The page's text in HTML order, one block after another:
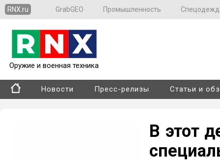
RNX.ru GrabGEO Промышленность
Оружие и военная техника
Новости Пресс-релизы Статьи и
В этот